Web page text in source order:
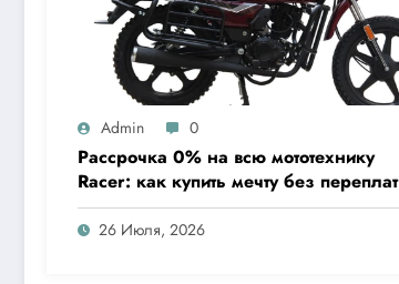
Admin 0
Рассрочка 0% на всю мототехнику
Racer: как купить мечту без переплат
26 Июля, 2026